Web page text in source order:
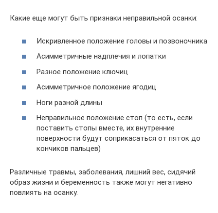
Какие еще могут быть признаки неправильной осанки:
Искривленное положение головы и позвоночника
Асимметричные надплечия и лопатки
Разное положение ключиц
Асимметричное положение ягодиц
Ноги разной длины
Неправильное положение стоп (то есть, если
поставить стопы вместе, их внутренние
поверхности будут соприкасаться от пяток до
кончиков пальцев)
Различные травмы, заболевания, лишний вес, сидячий
образ жизни и беременность также могут негативно
повлиять на осанку.